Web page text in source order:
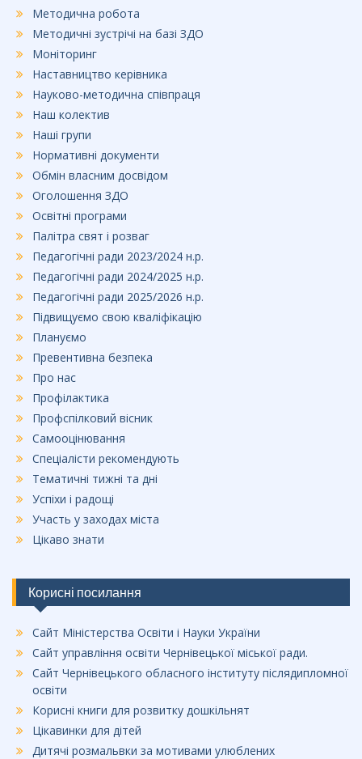
Методична робота
Методичні зустрічі на базі ЗДО
Моніторинг
Наставництво керівника
Науково-методична співпраця
Наш колектив
Наші групи
Нормативні документи
Обмін власним досвідом
Оголошення ЗДО
Освітні програми
Палітра свят і розваг
Педагогічні ради 2023/2024 н.р.
Педагогічні ради 2024/2025 н.р.
Педагогічні ради 2025/2026 н.р.
Підвищуємо свою кваліфікацію
Плануємо
Превентивна безпека
Про нас
Профілактика
Профспілковий вісник
Самооцінювання
Спеціалісти рекомендують
Тематичні тижні та дні
Успіхи і радощі
Участь у заходах міста
Цікаво знати
Корисні посилання
Сайт Міністерства Освіти і Науки України
Сайт управління освіти Чернівецької міської ради.
Сайт Чернівецького обласного інституту післядипломної
освіти
Корисні книги для розвитку дошкільнят
Цікавинки для дітей
Дитячі розмальвки за мотивами улюблених